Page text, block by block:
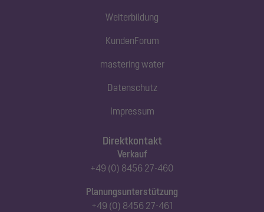
Direktkontakt
Verkauf
+49 (0) 8456 27-460
Planungsunterstützung
+49 (0) 8456 27-461
Weiterbildung
KundenForum
mastering water
Datenschutz
Impressum